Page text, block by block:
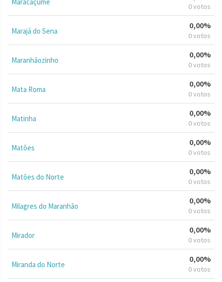
0 votos
Marajá do Sena
0,00%
0 votos
Maranhãozinho
0,00%
0 votos
Mata Roma
0,00%
0 votos
Matinha
0,00%
0 votos
Matões
0,00%
0 votos
Matões do Norte
0,00%
0 votos
Milagres do Maranhão
0,00%
0 votos
Mirador
0,00%
0 votos
Miranda do Norte
0,00%
0 votos